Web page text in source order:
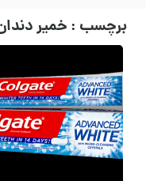
برچسب : خمیر